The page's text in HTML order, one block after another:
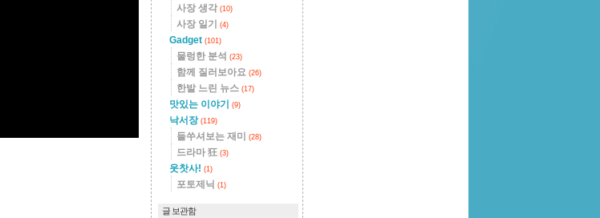
사장 생각 (10)
사장 일기 (4)
Gadget (101)
물렁한 분석 (23)
함께 질러보아요 (26)
한발 느린 뉴스 (17)
맛있는 이야기 (9)
낙서장 (119)
들쑤셔보는 재미 (28)
드라마 狂 (3)
웃찻사! (1)
포토제닉 (1)
글 보관함